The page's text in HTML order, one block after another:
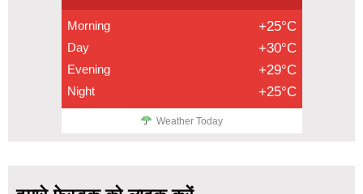
Morning +25°C
Day +30°C
Evening +29°C
Night +25°C
Weather Today